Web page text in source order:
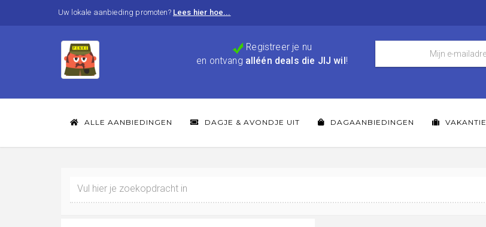
Uw lokale aanbieding promoten? Lees hier hoe...
Registreer je nu
en ontvang alléén deals die JIJ wil !
ALLE AANBIEDINGEN DAGJE & AVONDJE UIT DAGAANBIEDINGEN VAKANTIE